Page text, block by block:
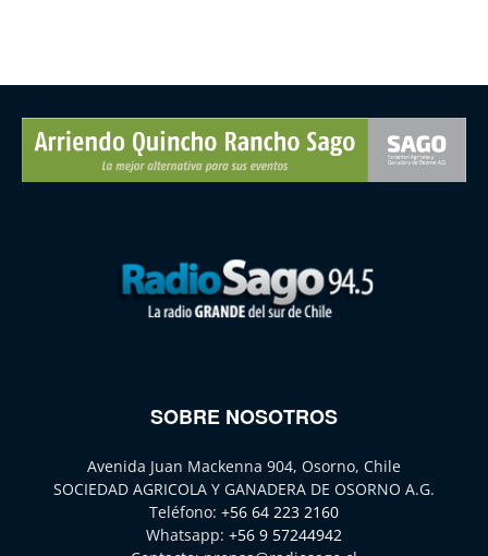
SOBRE NOSOTROS
Avenida Juan Mackenna 904, Osorno, Chile
SOCIEDAD AGRICOLA Y GANADERA DE OSORNO A.G.
Teléfono: +56 64 223 2160
Whatsapp: +56 9 57244942